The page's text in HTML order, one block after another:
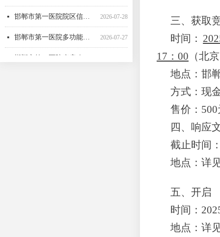
三、获取
时间： 202
17：00 （北
地点：邯
方式：现
售价： 500
四、响应
截止时间
地点：详
五、开启
时间：
地点： 详
邯郸市第一医院院区信息一体化智慧医院能力提升项目全过程咨询服务中标公告
邯郸市第一医院多功能楼电梯采购安装项目 候选成交供应商公示
邯郸市第一医院病房改造提升项目施工监理询比采购公告